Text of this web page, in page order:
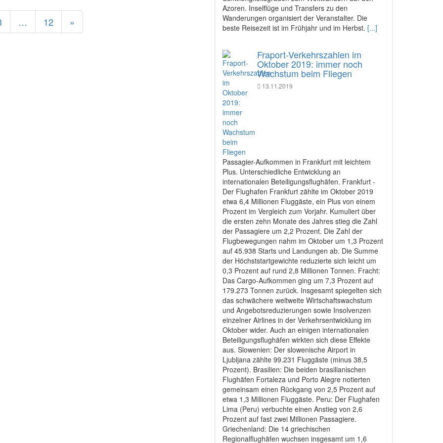
… 12 »
Azoren. Inselflüge und Transfers zu den
Wanderungen organisiert der Veranstalter. Die
beste Reisezeit ist im Frühjahr und im Herbst. [...]
Fraport-Verkehrszahlen im
Oktober 2019: immer noch
Wachstum beim Fliegen
13.11.2019
Passagier-Aufkommen in Frankfurt mit leichtem
Plus. Unterschiedliche Entwicklung an
internationalen Beteiligungsflughäfen. Frankfurt -
Der Flughafen Frankfurt zählte im Oktober 2019
etwa 6,4 Millionen Fluggäste, ein Plus von einem
Prozent im Vergleich zum Vorjahr. Kumuliert über
die ersten zehn Monate des Jahres stieg die Zahl
der Passagiere um 2,2 Prozent. Die Zahl der
Flugbewegungen nahm im Oktober um 1,3 Prozent
auf 45.938 Starts und Landungen ab. Die Summe
der Höchststartgewichte reduzierte sich leicht um
0,3 Prozent auf rund 2,8 Millionen Tonnen. Fracht:
Das Cargo-Aufkommen ging um 7,3 Prozent auf
179.273 Tonnen zurück. Insgesamt spiegelten sich
das schwächere weltweite Wirtschaftswachstum
und Angebotsreduzierungen sowie Insolvenzen
einzelner Airlines in der Verkehrsentwicklung im
Oktober wider. Auch an einigen internationalen
Beteiligungsflughäfen wirkten sich diese Effekte
aus. Slowenien: Der slowenische Airport in
Ljubljana zählte 99.231 Fluggäste (minus 38,5
Prozent). Brasilien: Die beiden brasilianischen
Flughäfen Fortaleza und Porto Alegre notierten
gemeinsam einen Rückgang von 2,5 Prozent auf
etwa 1,3 Millionen Fluggäste. Peru: Der Flughafen
Lima (Peru) verbuchte einen Anstieg von 2,6
Prozent auf fast zwei Millionen Passagiere.
Griechenland: Die 14 griechischen
Regionalflughäfen wuchsen insgesamt um 1,6